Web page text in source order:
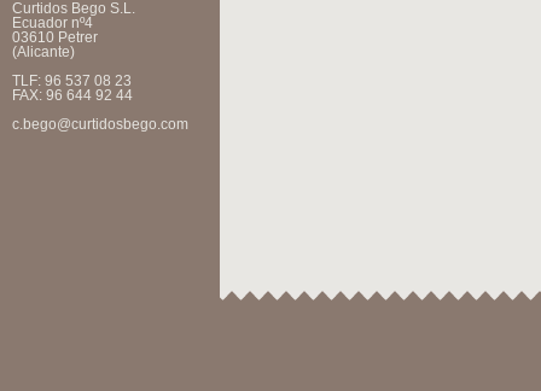
Curtidos Bego S.L.
Ecuador nº4
03610 Petrer
(Alicante)
TLF: 96 537 08 23
FAX: 96 644 92 44
c.bego@curtidosbego.com